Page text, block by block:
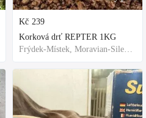
Kč 239
Korková drť REPTER 1KG
Frýdek-Místek, Moravian-Silesian Region,Others